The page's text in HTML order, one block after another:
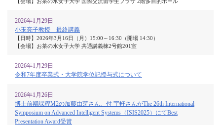
2026年1月29日
小玉亮子教授 最終講義
【日時】2026年3月16日（月）15:00～16:30（開場 14:30）
【会場】お茶の水女子大学 共通講義棟2号館201室
2026年1月29日
令和7年度卒業式・大学院学位記授与式について
2026年1月26日
博士前期課程M2の加藤由芽さん、付 宇軒さんがThe 26th International
Symposium on Advanced Intelligent Systems（ISIS2025）にてBest
Presentation Award受賞